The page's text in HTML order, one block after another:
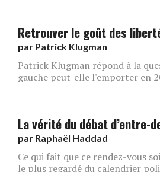
Retrouver le goût des
par Patrick Klugman
Patrick Klugman répond à la
gauche peut-elle l'emporter en
La vérité du débat d’entre-
par Raphaël Haddad
Ce qui fait que ce rendez-vous
le plus regardé du calendrier